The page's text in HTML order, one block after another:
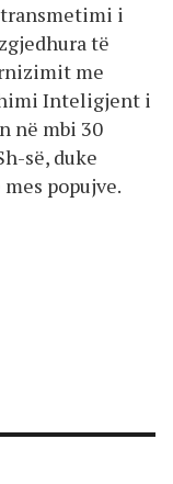
i
të
me
Inteligjent i
në mbi 30
së, duke
popujve.